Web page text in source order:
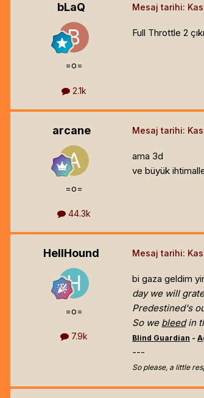
bLaQ
=o=
2.1k
Mesaj tarihi:
Full Throttle 2
arcane
=o=
44.3k
Mesaj tarihi:
ama 3d
ve büyük
HellHound
=o=
7.9k
Mesaj tarihi:
bi gaza geldim
day we will
Predestined's
So we bleedin
Blind Guardian -
---
So please, a little